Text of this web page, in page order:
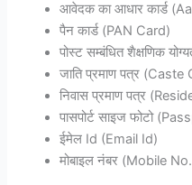
आवेदक का आधार कार्ड
पैन कार्ड (PAN Card)
पोस्ट सम्बंधित शैक्षणिक
जाति प्रमाण पत्र
निवास प्रमाण पत्र
पासपोर्ट साइज फोटो
ईमेल Id (Email Id)
मोबाइल नंबर (Mobile